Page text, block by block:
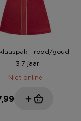
- rood/goud
- 3-7 jaar
Niet online